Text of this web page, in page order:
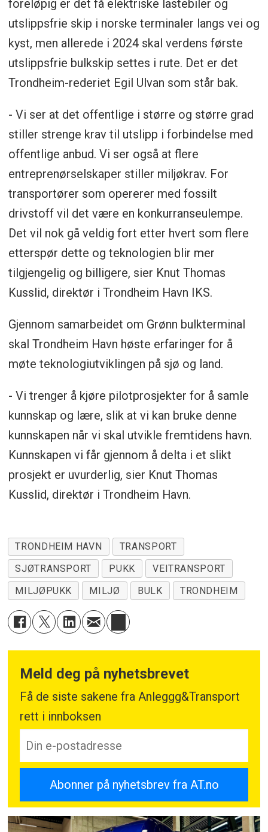
foreløpig er det få elektriske lastebiler og
utslippsfrie skip i norske terminaler langs vei og
kyst, men allerede i 2024 skal verdens første
utslippsfrie bulkskip settes i rute. Det er det
Trondheim-rederiet Egil Ulvan som står bak.
- Vi ser at det offentlige i større og større grad
stiller strenge krav til utslipp i forbindelse med
offentlige anbud. Vi ser også at flere
entreprenørselskaper stiller miljøkrav. For
transportører som opererer med fossilt
drivstoff vil det være en konkurranseulempe.
Det vil nok gå veldig fort etter hvert som flere
etterspør dette og teknologien blir mer
tilgjengelig og billigere, sier Knut Thomas
Kusslid, direktør i Trondheim Havn IKS.
Gjennom samarbeidet om Grønn bulkterminal
skal Trondheim Havn høste erfaringer for å
møte teknologiutviklingen på sjø og land.
- Vi trenger å kjøre pilotprosjekter for å samle
kunnskap og lære, slik at vi kan bruke denne
kunnskapen når vi skal utvikle fremtidens havn.
Kunnskapen vi får gjennom å delta i et slikt
prosjekt er uvurderlig, sier Knut Thomas
Kusslid, direktør i Trondheim Havn.
TRONDHEIM HAVN
TRANSPORT
SJØTRANSPORT
PUKK
VEITRANSPORT
MILJØPUKK
MILJØ BULK TRONDHEIM
Meld deg på nyhetsbrevet
Få de siste sakene fra Anleggg&Transport
rett i innboksen